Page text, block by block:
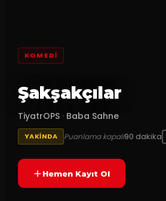
KOMEDI
Şakşakçılar
TiyatrOPS · Baba Sahne
YAKINDA Puanlama kapalı90 dakika
Hemen Kayıt Ol